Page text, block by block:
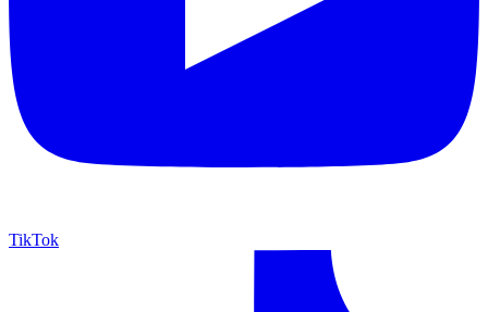
TikTok